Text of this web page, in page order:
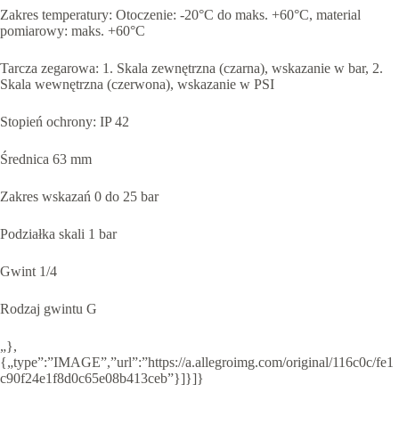
Zakres temperatury: Otoczenie: -20°C do maks. +60°C, material
pomiarowy: maks. +60°C
Tarcza zegarowa: 1. Skala zewnętrzna (czarna), wskazanie w bar, 2.
Skala wewnętrzna (czerwona), wskazanie w PSI
Stopień ochrony: IP 42
Średnica 63 mm
Zakres wskazań 0 do 25 bar
Podziałka skali 1 bar
Gwint 1/4
Rodzaj gwintu G
„},
{„type”:”IMAGE”,”url”:”https://a.allegroimg.com/original/116c0c/fe1
c90f24e1f8d0c65e08b413ceb”}]}]}